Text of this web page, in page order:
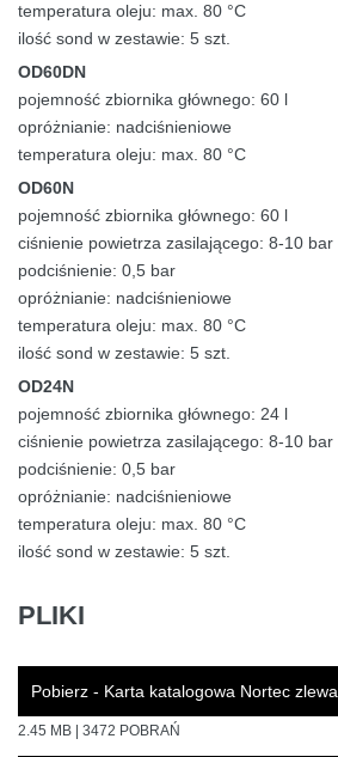
temperatura oleju: max. 80 °C
ilość sond w zestawie: 5 szt.
OD60DN
pojemność zbiornika głównego: 60 l
opróżnianie: nadciśnieniowe
temperatura oleju: max. 80 °C
OD60N
pojemność zbiornika głównego: 60 l
ciśnienie powietrza zasilającego: 8-10 bar
podciśnienie: 0,5 bar
opróżnianie: nadciśnieniowe
temperatura oleju: max. 80 °C
ilość sond w zestawie: 5 szt.
OD24N
pojemność zbiornika głównego: 24 l
ciśnienie powietrza zasilającego: 8-10 bar
podciśnienie: 0,5 bar
opróżnianie: nadciśnieniowe
temperatura oleju: max. 80 °C
ilość sond w zestawie: 5 szt.
PLIKI
Pobierz - Karta katalogowa Nortec
2.45 MB | 3472 POBRAŃ